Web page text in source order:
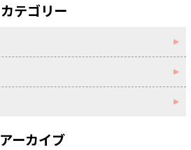
カテゴリー
アーカイブ